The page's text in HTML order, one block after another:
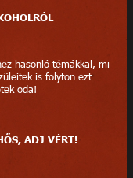
hasonló témákkal, mi
is folyton ezt
oda!
ADJ VÉRT!